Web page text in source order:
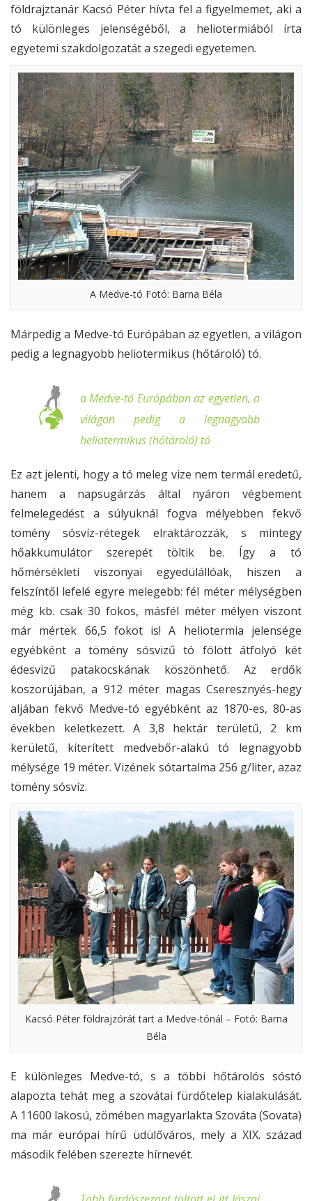
földrajztanár Kacsó Péter hívta fel a figyelmemet, aki a
tó különleges jelenségéből, a heliotermiából írta
egyetemi szakdolgozatát a szegedi egyetemen.
A Medve-tó Fotó: Barna Béla
Márpedig a Medve-tó Európában az egyetlen, a világon
pedig a legnagyobb heliotermikus (hőtároló) tó.
a Medve-tó Európában az egyetlen, a
világon pedig a legnagyobb
heliotermikus (hőtároló) tó
Ez azt jelenti, hogy a tó meleg vize nem termál eredetű,
hanem a napsugárzás által nyáron végbement
felmelegedést a súlyuknál fogva mélyebben fekvő
tömény sósvíz-rétegek elraktározzák, s mintegy
hőakkumulátor szerepét töltik be. Így a tó
hőmérsékleti viszonyai egyedülállóak, hiszen a
felszíntől lefelé egyre melegebb: fél méter mélységben
még kb. csak 30 fokos, másfél méter mélyen viszont
már mértek 66,5 fokot is! A heliotermia jelensége
egyébként a tömény sósvizű tó fölött átfolyó két
édesvizű patakocskának köszönhető. Az erdők
koszorújában, a 912 méter magas Cseresznyés-hegy
aljában fekvő Medve-tó egyébként az 1870-es, 80-as
években keletkezett. A 3,8 hektár területű, 2 km
kerületű, kiterített medvebőr-alakú tó legnagyobb
mélysége 19 méter. Vizének sótartalma 256 g/liter, azaz
tömény sósvíz.
Kacsó Péter földrajzórát tart a Medve-tónál – Fotó: Barna
Béla
E különleges Medve-tó, s a többi hőtárolós sóstó
alapozta tehát meg a szovátai fürdőtelep kialakulását.
A 11600 lakosú, zömében magyarlakta Szováta (Sovata)
ma már európai hírű üdülőváros, mely a XIX. század
második felében szerezte hírnevét.